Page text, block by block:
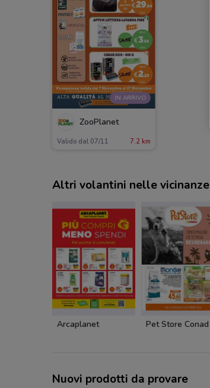
IN ARRIVO
ZooPlanet
Valido dal 07/11 7.2 km
Altri volantini nelle vicinanze
Arcaplanet Pet Store Conad
Nuovi prodotti da provare